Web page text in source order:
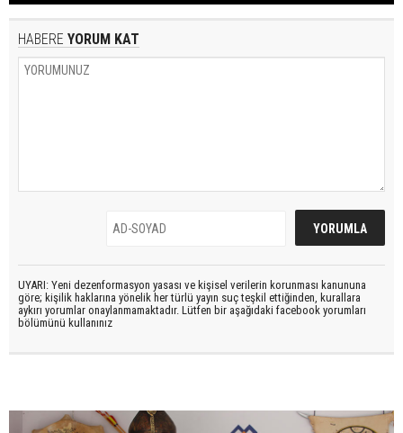
HABERE YORUM KAT
UYARI: Yeni dezenformasyon yasası ve kişisel verilerin korunması kanununa
göre; kişilik haklarına yönelik her türlü yayın suç teşkil ettiğinden, kurallara
aykırı yorumlar onaylanmamaktadır. Lütfen bir aşağıdaki facebook yorumları
bölümünü kullanınız